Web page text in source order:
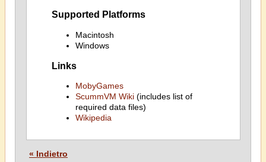
Supported Platforms
Macintosh
Windows
Links
MobyGames
ScummVM Wiki(includes list of
required data files)
Wikipedia
« Indietro